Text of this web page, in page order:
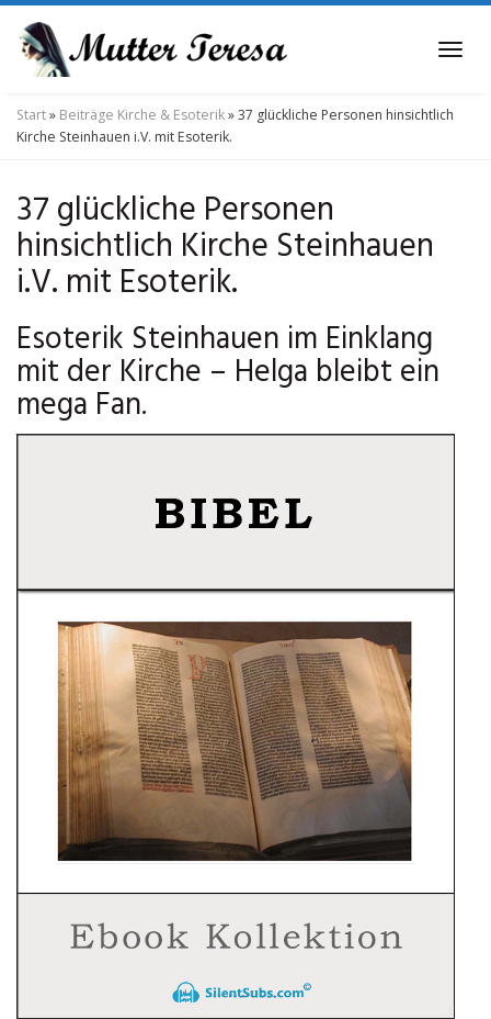
Skip
main
content
Start» Beiträge Kirche & Esoterik»37 glückliche Personen hinsichtlich
Kirche Steinhauen i.V. mit Esoterik.
37 glückliche Personen
hinsichtlich Kirche Steinhauen
i.V. mit Esoterik.
Esoterik Steinhauen im Einklang
mit der Kirche – Helga bleibt ein
mega Fan.